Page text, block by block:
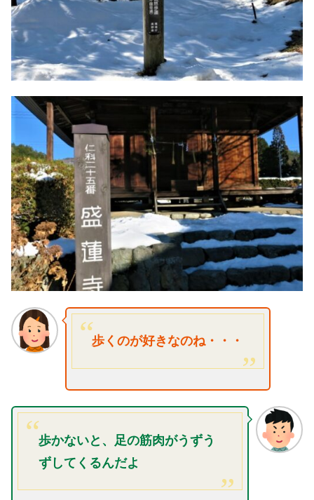
歩くのが好きなのね・・・
歩かないと、足の筋肉がうずう
ずしてくるんだよ